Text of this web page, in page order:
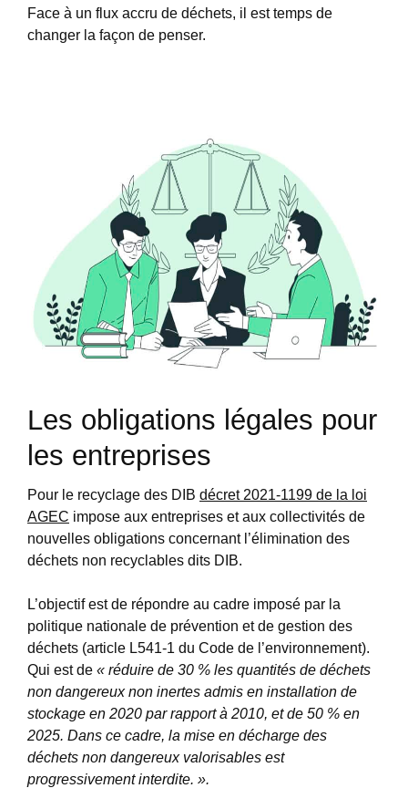
Face à un flux accru de déchets, il est temps de
changer la façon de penser.
Les obligations légales pour
les entreprises
Pour le recyclage des DIB décret 2021-1199 de la loi
AGEC impose aux entreprises et aux collectivités de
nouvelles obligations concernant l’élimination des
déchets non recyclables dits DIB.
L’objectif est de répondre au cadre imposé par la
politique nationale de prévention et de gestion des
déchets (article L541-1 du Code de l’environnement).
Qui est de « réduire de 30 % les quantités de déchets
non dangereux non inertes admis en installation de
stockage en 2020 par rapport à 2010, et de 50 % en
2025. Dans ce cadre, la mise en décharge des
déchets non dangereux valorisables est
progressivement interdite. ».